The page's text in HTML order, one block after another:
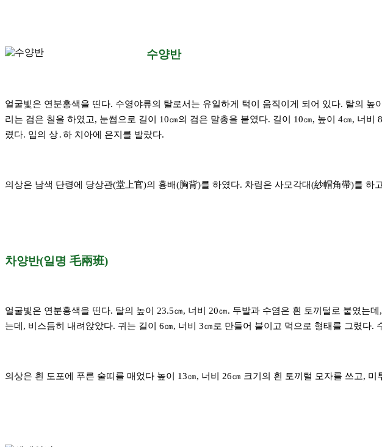
수양반
얼굴빛은 연분홍색을 띤다. 수영야류의 탈로서는 유일하게 턱이 움직이게 되어 있다. 탈의
리는 검은 칠을 하였고, 눈썹으로 길이 10㎝의 검은 말총을 붙였다. 길이 10㎝, 높이 4㎝, 너
렸다. 입의 상․하 치아에 은지를 발랐다.
의상은 남색 단령에 당상관(堂上官)의 흉배(胸背)를 하였다. 차림은 사모각대(紗帽角帶)를
차양반(일명 毛兩班)
얼굴빛은 연분홍색을 띤다. 탈의 높이 23.5㎝, 너비 20㎝. 두발과 수염은 흰 토끼털로 붙였는
는데, 비스듬히 내려앉았다. 귀는 길이 6㎝, 너비 3㎝로 만들어 붙이고 먹으로 형태를 그렸다.
의상은 흰 도포에 푸른 술띠를 매었다 높이 13㎝, 너비 26㎝ 크기의 흰 토끼털 모자를 쓰고,